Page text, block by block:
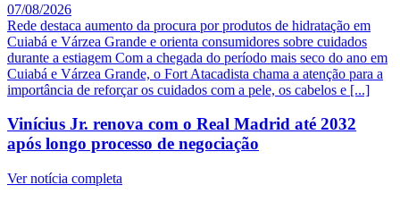
07/08/2026
Rede destaca aumento da procura por produtos de hidratação em
Cuiabá e Várzea Grande e orienta consumidores sobre cuidados
durante a estiagem Com a chegada do período mais seco do ano em
Cuiabá e Várzea Grande, o Fort Atacadista chama a atenção para a
importância de reforçar os cuidados com a pele, os cabelos e [...]
Vinícius Jr. renova com o Real Madrid até 2032
após longo processo de negociação
Ver notícia completa